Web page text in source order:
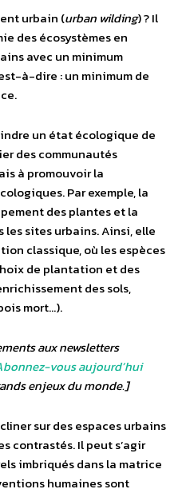
urbain (urban wilding) ? Il
des écosystèmes en
avec un minimum
à-dire : un minimum de
un état écologique de
des communautés
à promouvoir la
Par exemple, la
des plantes et la
sites urbains. Ainsi, elle
classique, où les espèces
de plantation et des
des sols,
mort…).
aux newsletters
vous aujourd’hui
enjeux du monde.]
sur des espaces urbains
contrastés. Il peut s’agir
imbriqués dans la matrice
humaines sont